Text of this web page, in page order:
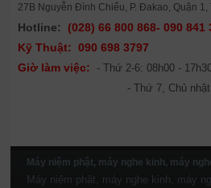
Máy niệm phật, máy nghe kinh, máy
Máy niệm phật, máy nghe kinh, máy
27B Nguyễn Đình Chiểu, P. Đakao, Quận 1,
Hotline:
(028) 66 800 868- 090 841
Kỹ Thuật: 090 698 3797
Giờ làm việc:
- Thứ 2-6: 08h00 -
- Thứ 7, Chủ nhật,